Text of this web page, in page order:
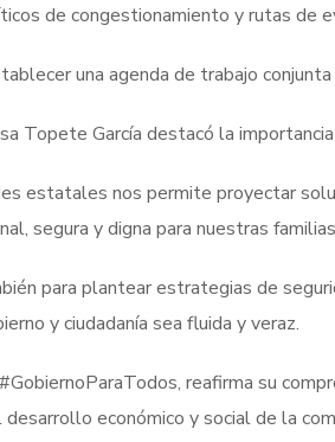
de congestionamiento y rutas de
una agenda de trabajo
Topete García destacó la
estatales nos permite proyectar
segura y digna para nuestras
para plantear estrategias de
y ciudadanía sea fluida y veraz.
reafirma su
económico y social de la